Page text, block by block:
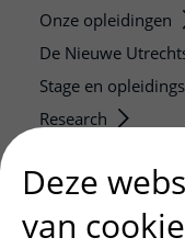
Onze opleidingen
De Nieuwe
Stage en
Research
Research groups
Researchers
Deze
van